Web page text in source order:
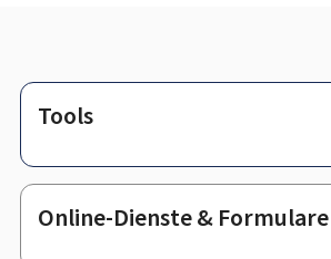
Footer
Tools
Online-Dienste & Formulare